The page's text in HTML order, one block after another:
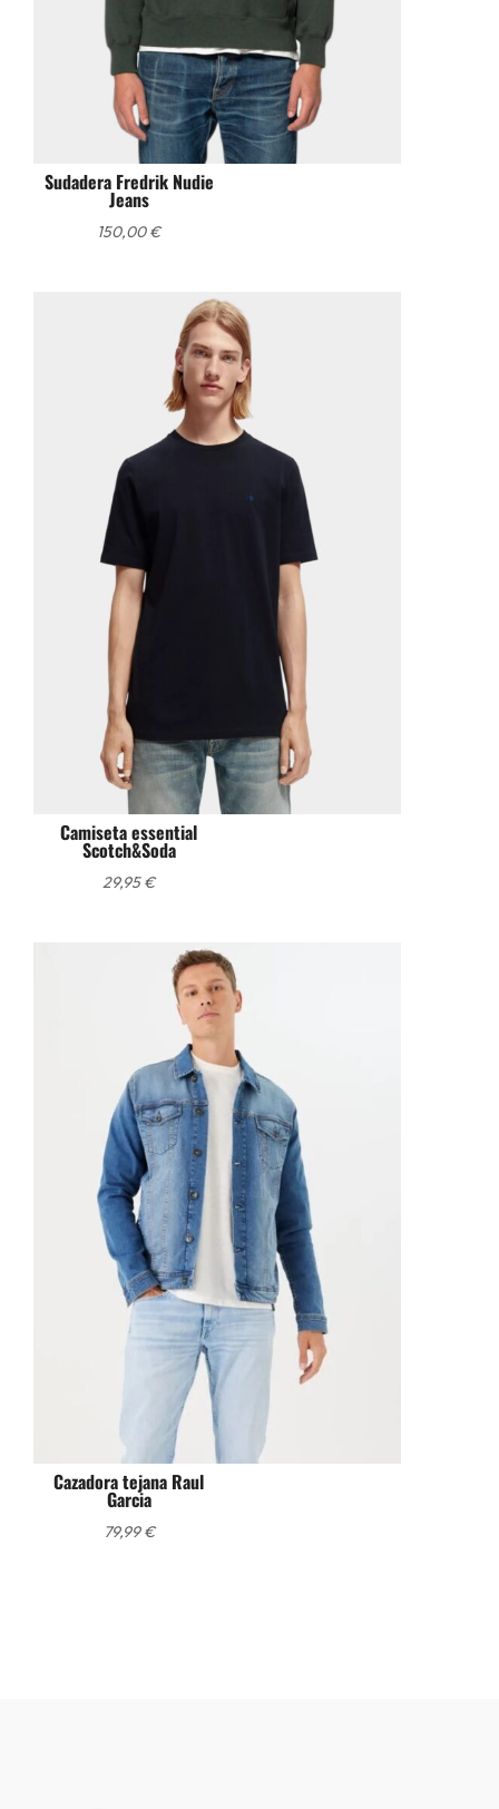
Sudadera Fredrik Nudie
Jeans
150,00€
Camiseta essential
Scotch&Soda
29,95€
Cazadora tejana Raul
Garcia
79,99€